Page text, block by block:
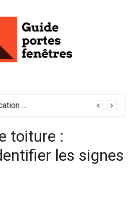
Rapport de vérification sécurité : à conserver précieusement
toiture :
les signes